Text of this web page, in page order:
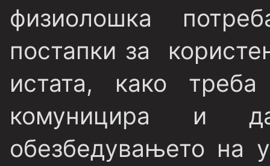
физиолошка
постапки за
истата, како
комуницира и
обезбедувањето на